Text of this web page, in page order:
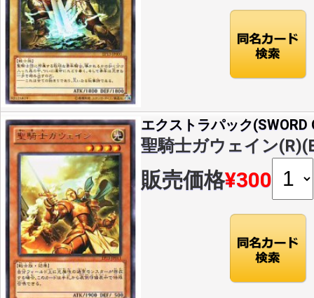
エクストラパック(SWORD
聖騎士ガウェイン
販売価格¥300